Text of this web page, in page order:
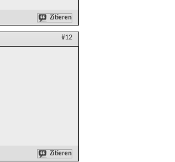
Zitieren
#12
Zitieren